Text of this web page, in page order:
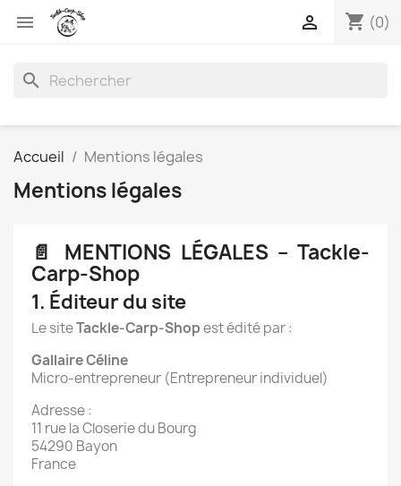
 shopping_cart (0)

search
Accueil Mentions légales
Mentions légales
📄 MENTIONS LÉGALES – Tackle-
Carp-Shop
1. Éditeur du site
Le siteTackle-Carp-Shopest édité par :
Gallaire Céline
Micro-entrepreneur (Entrepreneur individuel)
Adresse :
11 rue la Closerie du Bourg
54290 Bayon
France